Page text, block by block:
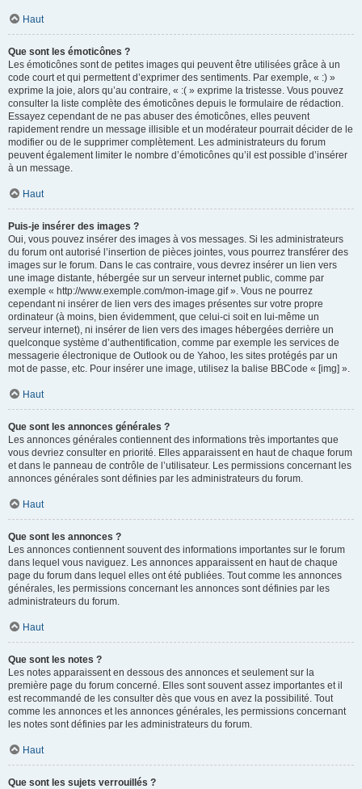
Haut
Que sont les émoticônes ?
Les émoticônes sont de petites images qui peuvent être utilisées grâce à un
code court et qui permettent d’exprimer des sentiments. Par exemple, « :) »
exprime la joie, alors qu’au contraire, « :( » exprime la tristesse. Vous pouvez
consulter la liste complète des émoticônes depuis le formulaire de rédaction.
Essayez cependant de ne pas abuser des émoticônes, elles peuvent
rapidement rendre un message illisible et un modérateur pourrait décider de le
modifier ou de le supprimer complètement. Les administrateurs du forum
peuvent également limiter le nombre d’émoticônes qu’il est possible d’insérer
à un message.
Haut
Puis-je insérer des images ?
Oui, vous pouvez insérer des images à vos messages. Si les administrateurs
du forum ont autorisé l’insertion de pièces jointes, vous pourrez transférer des
images sur le forum. Dans le cas contraire, vous devrez insérer un lien vers
une image distante, hébergée sur un serveur internet public, comme par
exemple « http://www.exemple.com/mon-image.gif ». Vous ne pourrez
cependant ni insérer de lien vers des images présentes sur votre propre
ordinateur (à moins, bien évidemment, que celui-ci soit en lui-même un
serveur internet), ni insérer de lien vers des images hébergées derrière un
quelconque système d’authentification, comme par exemple les services de
messagerie électronique de Outlook ou de Yahoo, les sites protégés par un
mot de passe, etc. Pour insérer une image, utilisez la balise BBCode « [img] ».
Haut
Que sont les annonces générales ?
Les annonces générales contiennent des informations très importantes que
vous devriez consulter en priorité. Elles apparaissent en haut de chaque forum
et dans le panneau de contrôle de l’utilisateur. Les permissions concernant les
annonces générales sont définies par les administrateurs du forum.
Haut
Que sont les annonces ?
Les annonces contiennent souvent des informations importantes sur le forum
dans lequel vous naviguez. Les annonces apparaissent en haut de chaque
page du forum dans lequel elles ont été publiées. Tout comme les annonces
générales, les permissions concernant les annonces sont définies par les
administrateurs du forum.
Haut
Que sont les notes ?
Les notes apparaissent en dessous des annonces et seulement sur la
première page du forum concerné. Elles sont souvent assez importantes et il
est recommandé de les consulter dès que vous en avez la possibilité. Tout
comme les annonces et les annonces générales, les permissions concernant
les notes sont définies par les administrateurs du forum.
Haut
Que sont les sujets verrouillés ?